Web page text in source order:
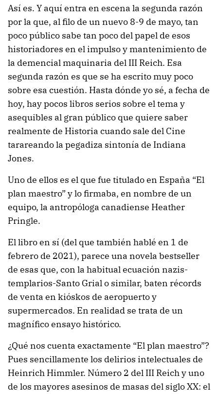
Así es. Y aquí entra en escena la segunda razón
por la que, al filo de un nuevo 8-9 de mayo, tan
poco público sabe tan poco del papel de esos
historiadores en el impulso y mantenimiento de
la demencial maquinaria del III Reich. Esa
segunda razón es que se ha escrito muy poco
sobre esa cuestión. Hasta dónde yo sé, a fecha de
hoy, hay pocos libros serios sobre el tema y
asequibles al gran público que quiere saber
realmente de Historia cuando sale del Cine
tarareando la pegadiza sintonía de Indiana
Jones.
Uno de ellos es el que fue titulado en España “El
plan maestro” y lo firmaba, en nombre de un
equipo, la antropóloga canadiense Heather
Pringle.
El libro en sí (del que también hablé en 1 de
febrero de 2021), parece una novela bestseller
de esas que, con la habitual ecuación nazis-
templarios-Santo Grial o similar, baten récords
de venta en kióskos de aeropuerto y
supermercados. En realidad se trata de un
magnífico ensayo histórico.
¿Qué nos cuenta exactamente “El plan maestro”?
Pues sencillamente los delirios intelectuales de
Heinrich Himmler. Número 2 del III Reich y uno
de los mayores asesinos de masas del siglo XX: el